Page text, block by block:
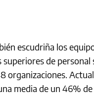
escudriña los
superiores de personal
organizaciones.
media de un 46%